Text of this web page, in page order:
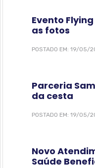
Evento
as fotos
POSTADO EM: 19/05/
Parceria
da cesta
POSTADO EM: 19/05/
Novo
Saúde